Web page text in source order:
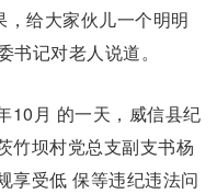
给大家伙儿一个明明
书记对老人说道。
10月 的一天，威信县纪
竹坝村党总支副支书杨
享受低 保等违纪违法问